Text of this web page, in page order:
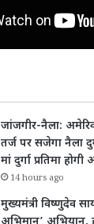
जांजगीर-नैला:
तर्ज पर सजेगा नैला
मां दुर्गा प्रतिमा
14 hours ago
मुख्यमंत्री विष्णुदेव